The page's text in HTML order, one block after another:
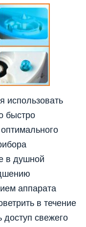
использовать
быстро
в душной
аппарата
в течение
доступ свежего